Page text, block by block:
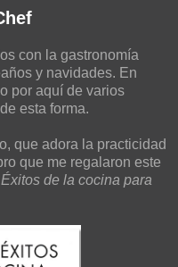
con la gastronomía
y navidades. En
por aquí de varios
esta forma.
que adora la practicidad
que me regalaron este
de la cocina para